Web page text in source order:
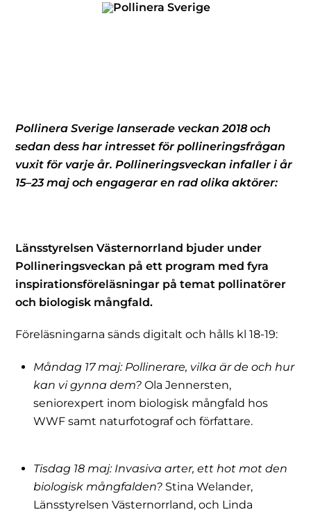
​Pollinera Sverige lanserade veckan 2018 och
sedan dess har intresset för pollineringsfrågan
vuxit för varje år. Pollineringsveckan infaller i år
15–23 maj och engagerar en rad olika aktörer:
Länsstyrelsen Västernorrland bjuder under
Pollineringsveckan på ett program med fyra
inspirationsföreläsningar på temat pollinatörer
och biologisk mångfald.
Föreläsningarna sänds digitalt och hålls kl 18-19:
Måndag 17 maj: Pollinerare, vilka är de och hur
kan vi gynna dem? Ola Jennersten,
seniorexpert inom biologisk mångfald hos
WWF samt naturfotograf och författare.
Tisdag 18 maj: Invasiva arter, ett hot mot den
biologisk mångfalden? Stina Welander,
Länsstyrelsen Västernorrland, och Linda